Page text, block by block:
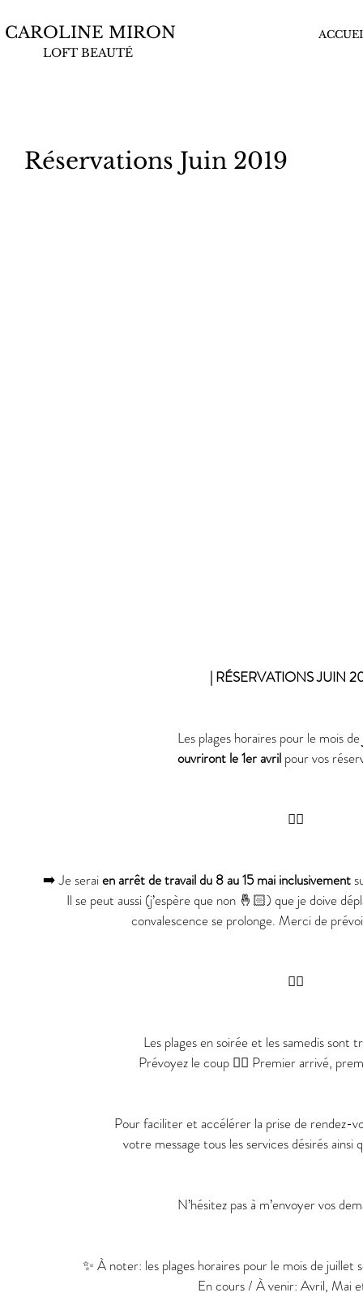
CAROLINE MIRON
LOFT BEAUTÉ
Réservations Juin 2019
| RÉSERVATIONS JUIN
Les plages horaires pour le mois de
ouvriront le 1er avril pour vos
👇🏻
➡️ Je serai en arrêt de travail du 8 au 15 mai inclusivement
Il se peut aussi (j’espère que non 🤞🏻) que je doive
convalescence se prolonge. Merci de
👆🏻
Les plages en soirée et les samedis sont
Prévoyez le coup 👉🏻 Premier arrivé,
Pour faciliter et accélérer la prise de rendez-
votre message tous les services désirés ainsi
N’hésitez pas à m’envoyer vos
✨ À noter: les plages horaires pour le mois de juillet
En cours / À venir: Avril, Mai